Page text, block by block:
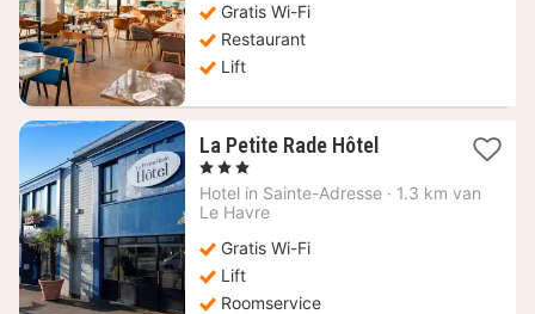
€
Gratis Wi-Fi
Restaurant
Lift
La Petite Rade Hôtel1
vanaf
, 3 Sterren
Hotel in Sainte-Adresse · 1.3 km van
Le Havre
Gratis Wi-Fi
Lift
Roomservice